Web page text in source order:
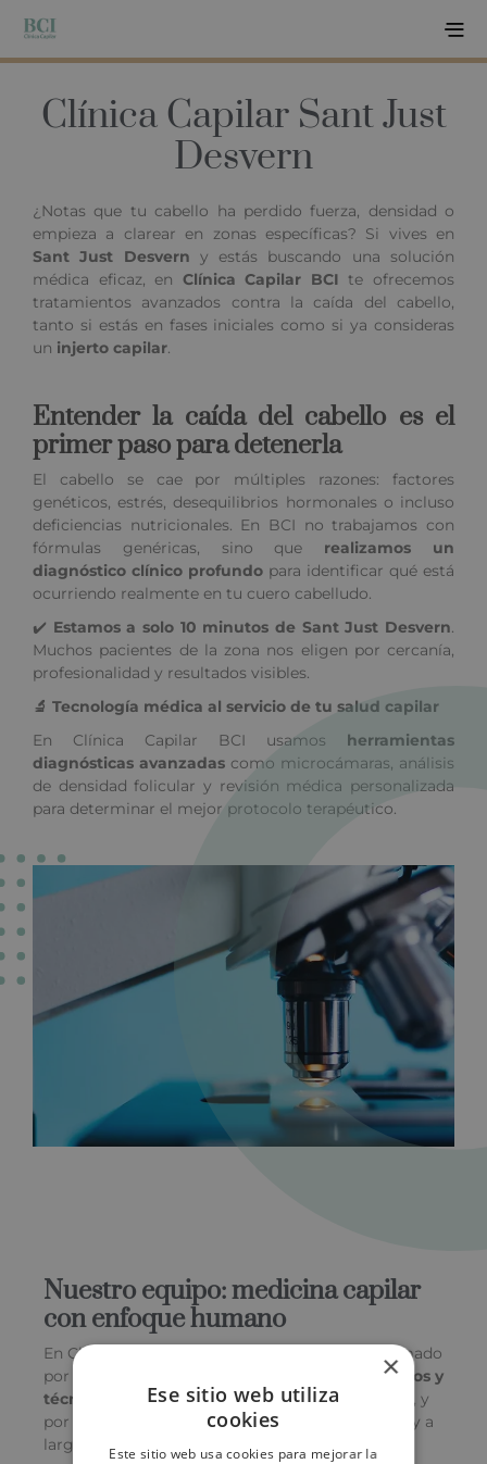
Clínica Capilar Sant Just
Desvern
¿Notas que tu cabello ha perdido fuerza, densidad o
empieza a clarear en zonas específicas? Si vives en
Sant Just Desvern y estás buscando una solución
médica eficaz, en Clínica Capilar BCI te ofrecemos
tratamientos avanzados contra la caída del cabello,
tanto si estás en fases iniciales como si ya consideras
un injerto capilar.
Entender la caída del cabello es el
primer paso para detenerla
El cabello se cae por múltiples razones: factores
genéticos, estrés, desequilibrios hormonales o incluso
deficiencias nutricionales. En BCI no trabajamos con
fórmulas genéricas, sino que realizamos un
diagnóstico clínico profundo para identificar qué está
ocurriendo realmente en tu cuero cabelludo.
✔️ Estamos a solo 10 minutos de Sant Just Desvern.
Muchos pacientes de la zona nos eligen por cercanía,
profesionalidad y resultados visibles.
🔬 Tecnología médica al servicio de tu salud capilar
En Clínica Capilar BCI usamos herramientas
diagnósticas avanzadas como microcámaras, análisis
de densidad folicular y revisión médica personalizada
para determinar el mejor protocolo terapéutico.
Nuestro equipo: medicina capilar
con enfoque humano
En Clínica Capilar BCI, te atiende un equipo formado
por
tricólogos, cirujanos capilares, dermatólogos y
técnicos especializados . Cada paciente es único, y
por eso diseñamos soluciones realistas, eficaces y a
largo plazo.
×
Ese sitio web utiliza
cookies
Este sitio web usa cookies para mejorar la